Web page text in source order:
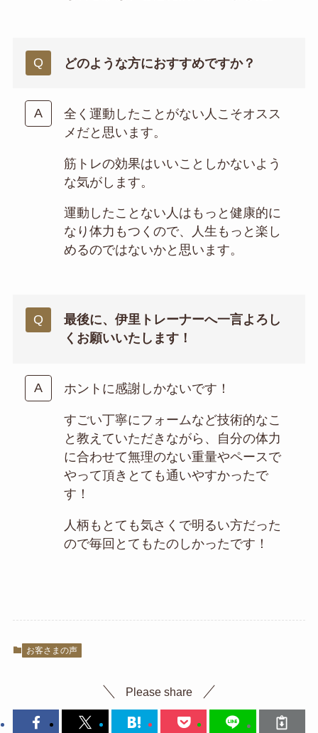
どのような方におすすめですか？
全く運動したことがない人こそオスス
メだと思います。
筋トレの効果はいいことしかないよう
な気がします。
運動したことない人はもっと健康的に
なり体力もつくので、人生もっと楽し
めるのではないかと思います。
最後に、伊里トレーナーへ一言よろし
くお願いいたします！
ホントに感謝しかないです！
すごい丁寧にフォームなど技術的なこ
と教えていただきながら、自分の体力
に合わせて無理のない重量やペースで
やって頂きとても通いやすかったで
す！
人柄もとても気さくで明るい方だった
ので毎回とてもたのしかったです！
お客さまの声
Please share